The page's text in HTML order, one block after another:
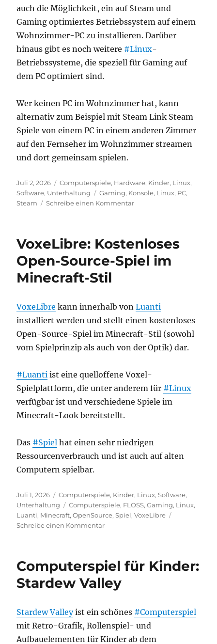
auch die Möglichkeit, ein auf Steam und
Gaming optimiertes Betriebssystem auf einem
Wohnzimmer-PC zu installieren. Darüber
hinaus gibt es noch weitere #Linux-
Betriebssysteme, die speziell für Gaming auf
dem PC optimiert sind.
Wer keinen PC im Wohnzimmer hat, kann
alternativ zum Beispiel mit Steam Link Steam-
Spiele von einem PC in einem anderen Zimmer
auf den Fernseher im Wohnzimmer streamen
und dort gemeinsam spielen.
Veröffentlicht
am
Juli 2, 2026 Kategorien
Computerspiele, Hardware, Kinder, Linux,
Software, Unterhaltung Schlagwörter
Gaming, Konsole, Linux, PC,
Steam
Schreibe einen Kommentarzu
für
Spielekonsole
im
VoxeLibre: Kostenloses
Open-Source-Spiel im
Minecraft-Stil
VoxeLibre kann innerhalb vonLuanti
installiert werden und stellt einen kostenloses
Open-Source-Spiel im Minecraft-Stil (sowohl
vom Spielprinzip als auch von der Optik) dar.
#Luanti ist eine quelloffene Voxel-
Spielplattform, die unter anderem für #Linux
verfügbar ist und verschiedene Spiele im
Minecraft-Look bereitstellt.
Das #Spiel hat einen sehr niedrigen
Ressourcenverbrauch und ist auch auf alten
Computern spielbar.
Veröffentlicht
am
Juli 1, 2026 Kategorien
Computerspiele, Kinder, Linux,Software,
Unterhaltung
Schlagwörter
Computerspiele, FLOSS,Gaming, Linux,
Luanti, Minecraft,OpenSource,Spiel,VoxeLibre
Schreibe einen Kommentarzu
Source-
im
Computerspiel für Kinder:
Stardew Valley
Stardew Valleyist ein schönes #Computerspiel
mit Retro-Grafik, Rollenspiel- und
Aufbauelementen für Kinder ab dem